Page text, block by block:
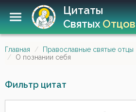
Цитаты
СвятыхОтцов
Главная Православные святые отцы
О познании себя
Фильтр цитат